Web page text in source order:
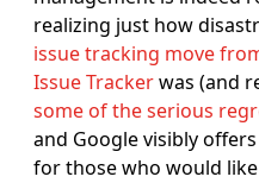
realizing just how
issue tracking move
Issue Trackerwas (and
some of the serious
and Google visibly
for those who would